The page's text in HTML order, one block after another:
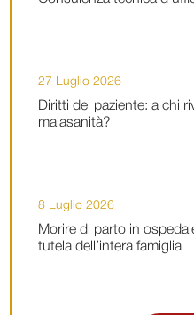
Diritti del paziente: a chi
malasanità?
27 Luglio 2026
Morire di parto in
tutela dell’intera famiglia
8 Luglio 2026